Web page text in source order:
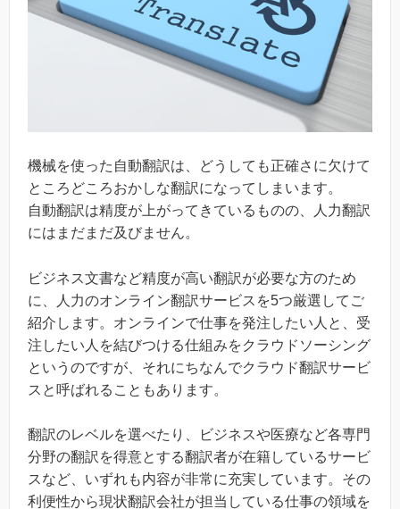
機械を使った自動翻訳は、どうしても正確さに欠けて
ところどころおかしな翻訳になってしまいます。
自動翻訳は精度が上がってきているものの、人力翻訳
にはまだまだ及びません。
ビジネス文書など精度が高い翻訳が必要な方のため
に、人力のオンライン翻訳サービスを5つ厳選してご
紹介します。オンラインで仕事を発注したい人と、受
注したい人を結びつける仕組みをクラウドソーシング
というのですが、それにちなんでクラウド翻訳サービ
スと呼ばれることもあります。
翻訳のレベルを選べたり、ビジネスや医療など各専門
分野の翻訳を得意とする翻訳者が在籍しているサービ
スなど、いずれも内容が非常に充実しています。その
利便性から現状翻訳会社が担当している仕事の領域を